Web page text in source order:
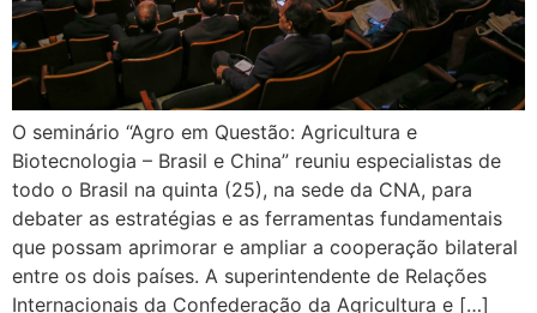
O seminário “Agro em Questão: Agricultura e
Biotecnologia – Brasil e China” reuniu especialistas de
todo o Brasil na quinta (25), na sede da CNA, para
debater as estratégias e as ferramentas fundamentais
que possam aprimorar e ampliar a cooperação bilateral
entre os dois países. A superintendente de Relações
Internacionais da Confederação da Agricultura e […]